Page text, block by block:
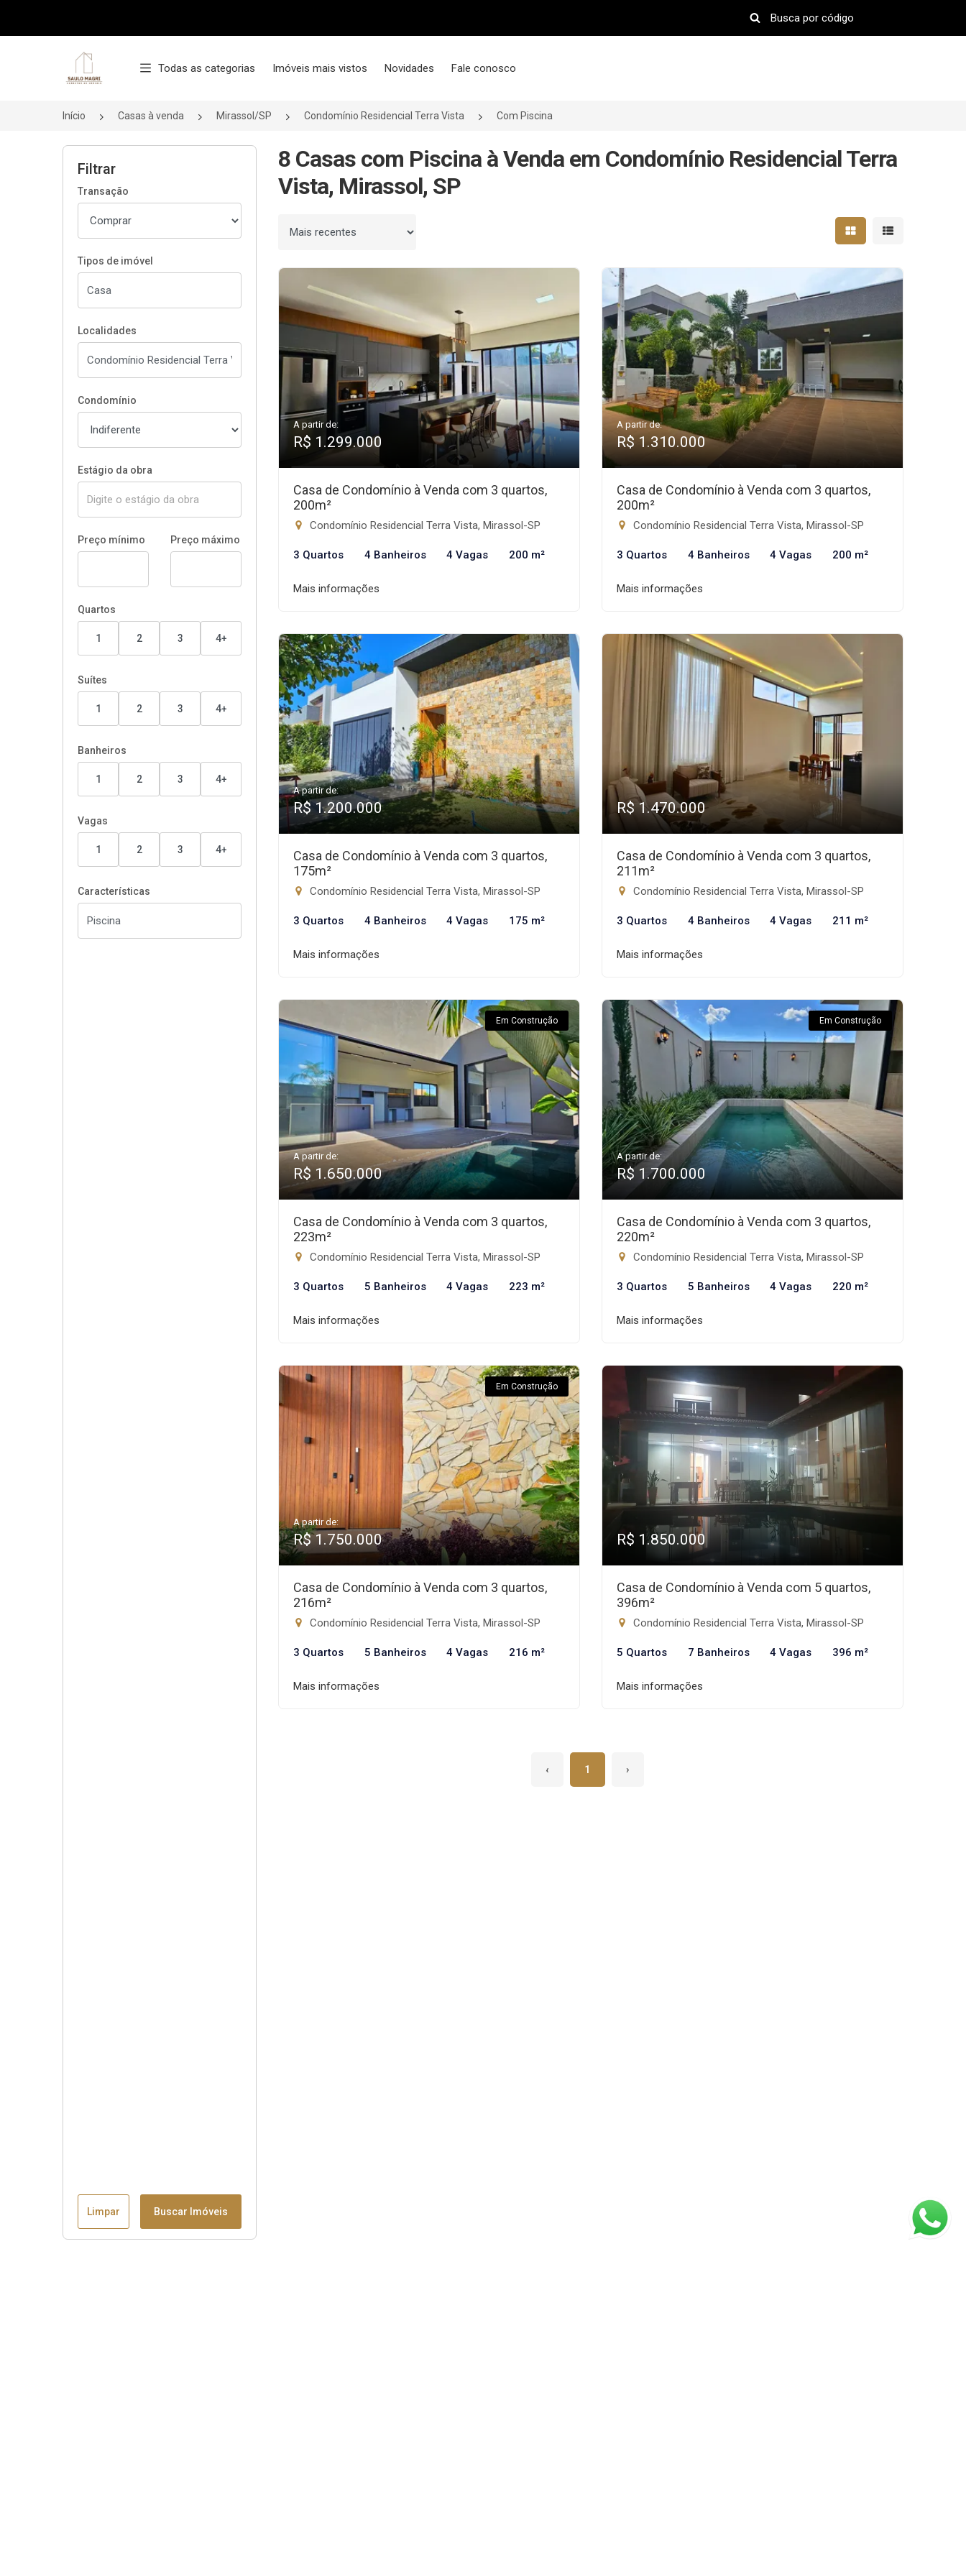
Página inicial
Todas as categorias Imóveis mais vistos Novidades Fale conosco
Início Casas à venda Mirassol/SP Condomínio Residencial Terra Vista Com Piscina
Filtrar
Transação
Tipos de imóvel
Localidades
Condomínio
Estágio da obra
Preço mínimo Preço máximo
Quartos
1 2 3 4+
Suítes
1 2 3 4+
Banheiros
1 2 3 4+
Vagas
1 2 3 4+
Características
Limpar Buscar Imóveis
8 Casas com Piscina à Venda em Condomínio Residencial Terra
Vista, Mirassol, SP
Ordenar por Mostrar resultados em
Mostrar
A partir de:
R$ 1.299.000
Casa de Condomínio à Venda com 3 quartos,
200m²
Condomínio Residencial Terra Vista, Mirassol-SP
3 Quartos 4 Banheiros 4 Vagas 200 m²
Mais informações
A partir de:
R$ 1.310.000
Casa de Condomínio à Venda com 3 quartos,
200m²
Condomínio Residencial Terra Vista, Mirassol-SP
3 Quartos 4 Banheiros 4 Vagas 200 m²
Mais informações
A partir de:
R$ 1.200.000
Casa de Condomínio à Venda com 3 quartos,
175m²
Condomínio Residencial Terra Vista, Mirassol-SP
3 Quartos 4 Banheiros 4 Vagas 175 m²
Mais informações
R$ 1.470.000
Casa de Condomínio à Venda com 3 quartos,
211m²
Condomínio Residencial Terra Vista, Mirassol-SP
3 Quartos 4 Banheiros 4 Vagas 211 m²
Mais informações
Em Construção
A partir de:
R$ 1.650.000
Casa de Condomínio à Venda com 3 quartos,
223m²
Condomínio Residencial Terra Vista, Mirassol-SP
3 Quartos 5 Banheiros 4 Vagas 223 m²
Mais informações
Em Construção
A partir de:
R$ 1.700.000
Casa de Condomínio à Venda com 3 quartos,
220m²
Condomínio Residencial Terra Vista, Mirassol-SP
3 Quartos 5 Banheiros 4 Vagas 220 m²
Mais informações
Em Construção
A partir de:
R$ 1.750.000
Casa de Condomínio à Venda com 3 quartos,
216m²
Condomínio Residencial Terra Vista, Mirassol-SP
3 Quartos 5 Banheiros 4 Vagas 216 m²
Mais informações
R$ 1.850.000
Casa de Condomínio à Venda com 5 quartos,
396m²
Condomínio Residencial Terra Vista, Mirassol-SP
5 Quartos 7 Banheiros 4 Vagas 396 m²
Mais informações
‹ 1 ›